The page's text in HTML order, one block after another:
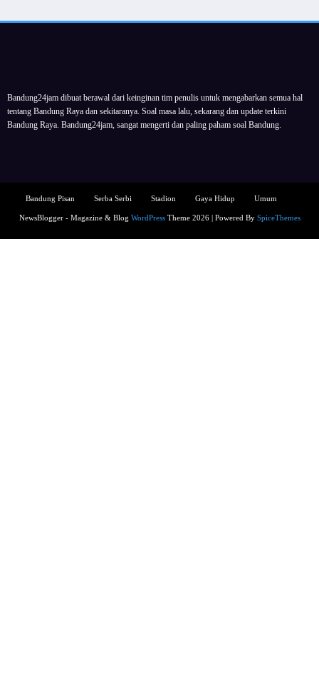
Bandung24jam dibuat berawal dari keinginan tim penulis untuk mengabarkan semua hal
tentang Bandung Raya dan sekitaranya. Soal masa lalu, sekarang dan update terkini
Bandung Raya. Bandung24jam, sangat mengerti dan paling paham soal Bandung.
Bandung Pisan Serba Serbi Stadion Gaya Hidup Umum
NewsBlogger - Magazine & Blog WordPressTheme 2026 | Powered By SpiceThemes